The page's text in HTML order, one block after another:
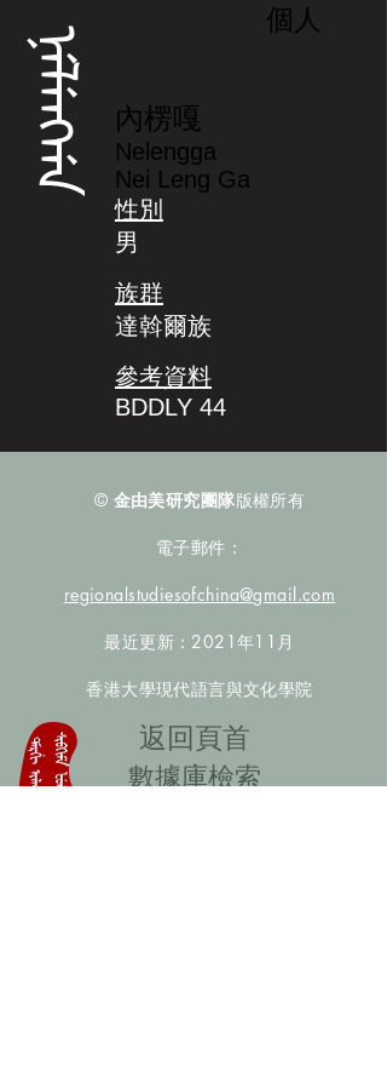
ᠨᡝᠯᡝᠩᡤᠠ
個人
內楞嘎
Nelengga
Nei Leng Ga
性別
男
族群
達斡爾族
參考資料
BDDLY 44
© 金由美研究團隊版權所有
電子郵件：
regionalstudiesofchina@gmail.com
最近更新：2021年11月
香港大學現代語言與文化學院
​返回頁首
數據庫檢索